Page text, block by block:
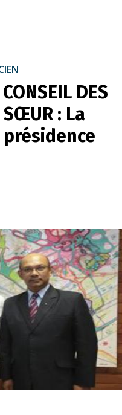
DES
SŒUR : La